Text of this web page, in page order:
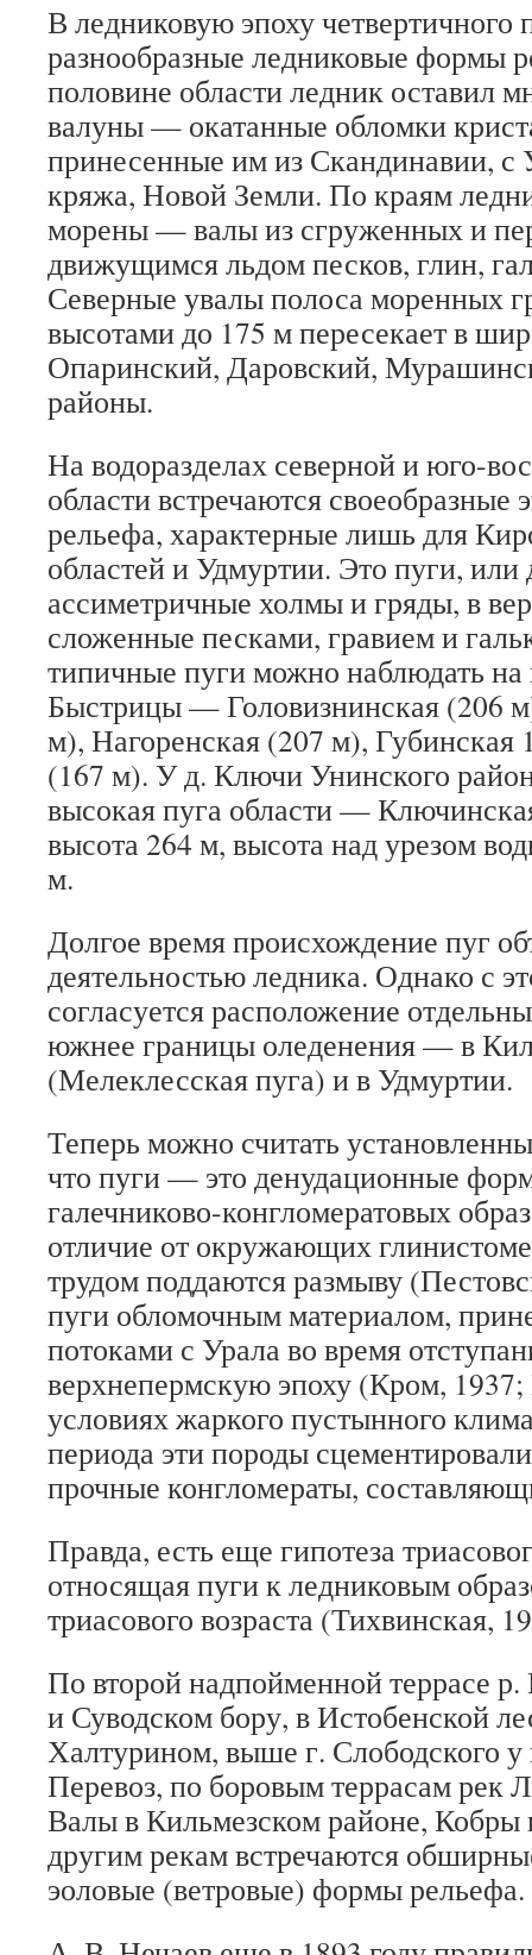
В ледниковую эпоху четвертичного
разнообразные ледниковые формы
половине области ледник оставил
валуны — окатанные обломки
принесенные им из Скандинавии, с
кряжа, Новой Земли. По краям
морены — валы из сгруженных и
движущимся льдом песков, глин,
Северные увалы полоса моренных
высотами до 175 м пересекает в
Опаринский, Даровский,
районы.
На водоразделах северной и юго-
области встречаются
рельефа, характерные лишь для
областей и Удмуртии. Это пуги,
ассиметричные холмы и гряды, в
сложенные песками, гравием и
типичные пуги можно наблюдать на
Быстрицы — Головизнинская (206
м), Нагоренская (207 м), Губинская
(167 м). У д. Ключи Унинского
высокая пуга области —
высота 264 м, высота над урезом
м.
Долгое время происхождение пуг
деятельностью ледника. Однако с
согласуется расположение
южнее границы оледенения — в
(Мелеклесская пуга) и в Удмуртии.
Теперь можно считать
что пуги — это денудационные
галечниково-конгломератовых
отличие от окружающих
трудом поддаются размыву
пуги обломочным материалом,
потоками с Урала во время
верхнепермскую эпоху (Кром,
условиях жаркого пустынного
периода эти породы
прочные конгломераты,
Правда, есть еще гипотеза
относящая пуги к ледниковым
триасового возраста (Тихвинская,
По второй надпойменной террасе
и Суводском бору, в Истобенской
Халтурином, выше г. Слободского
Перевоз, по боровым террасам рек
Валы в Кильмезском районе, Кобры
другим рекам встречаются
эоловые (ветровые) формы рельефа.